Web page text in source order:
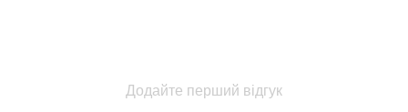
Додайте перший відгук